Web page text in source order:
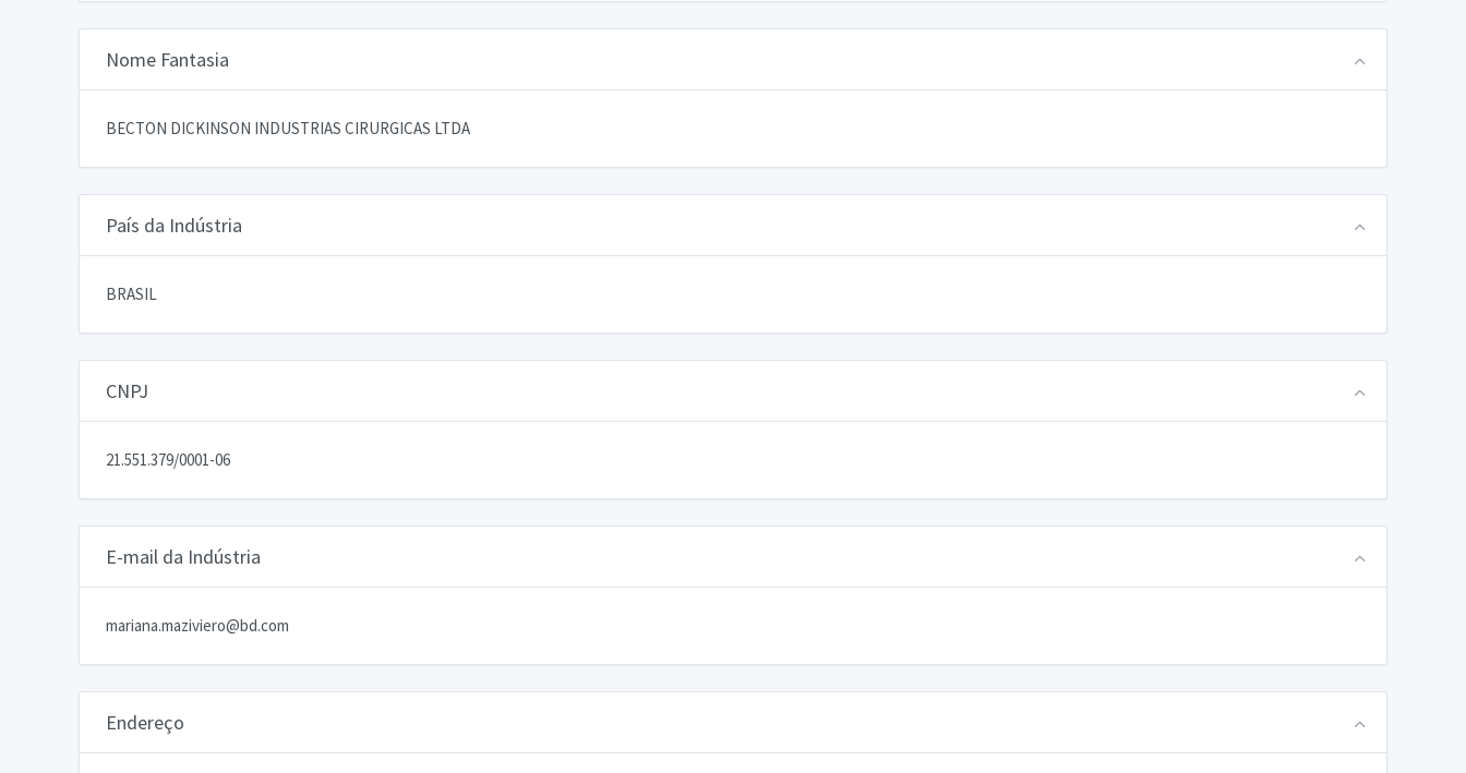
Nome Fantasia
BECTON DICKINSON INDUSTRIAS CIRURGICAS LTDA
País da Indústria
BRASIL
CNPJ
21.551.379/0001-06
E-mail da Indústria
mariana.maziviero@bd.com
Endereço